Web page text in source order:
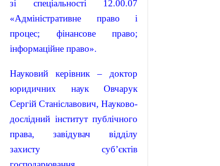
зі спеціальності 12.00.07
«Адміністративне право і
процес; фінансове право;
інформаційне право».
Науковий керівник – доктор
юридичних наук Овчарук
Сергій Станіславович, Науково-
дослідний інститут публічного
права, завідувач відділу
захисту суб’єктів